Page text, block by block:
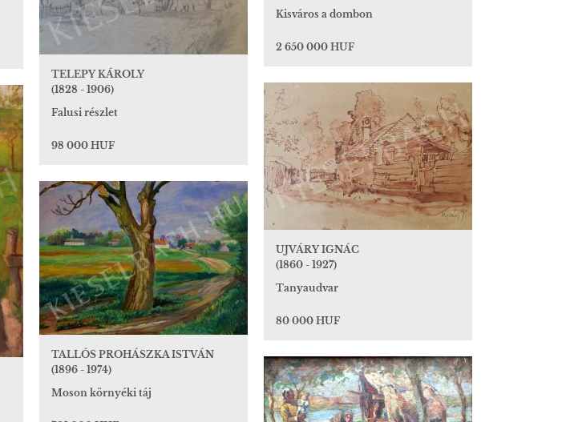
Kisváros a dombon
2 650 000 HUF
TELEPY KÁROLY
(1828 - 1906)
Falusi részlet
98 000 HUF
UJVÁRY IGNÁC
(1860 - 1927)
Tanyaudvar
80 000 HUF
TALLÓS PROHÁSZKA ISTVÁN
(1896 - 1974)
Moson környéki táj